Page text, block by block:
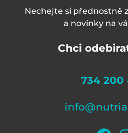
Nechejte si přednostně
a novinky na
Chci
734 200